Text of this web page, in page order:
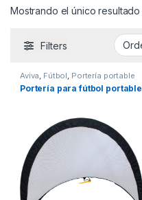
Mostrando el único resultado
Filters
Aviva, Fútbol, Portería portable
Portería para fútbol portable